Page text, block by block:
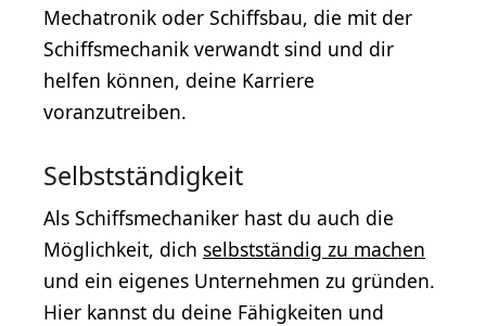
Mechatronik oder Schiffsbau, die mit der
Schiffsmechanik verwandt sind und dir
helfen können, deine Karriere
voranzutreiben.
Selbstständigkeit
Als Schiffsmechaniker hast du auch die
Möglichkeit, dich selbstständig zu machen
und ein eigenes Unternehmen zu gründen.
Hier kannst du deine Fähigkeiten und